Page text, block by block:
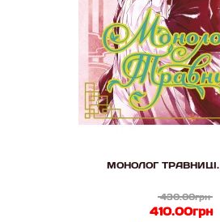
МОНОЛОГ
430.00грн
410.00грн